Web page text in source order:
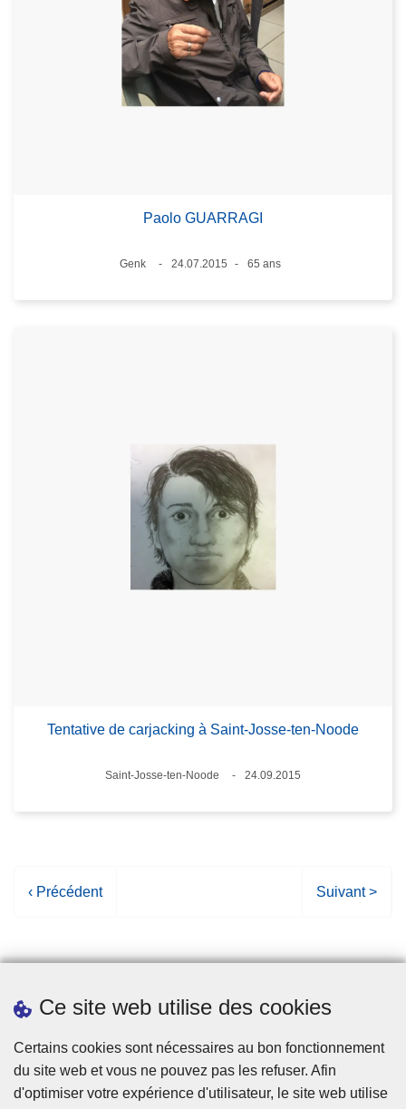
Ce site web utilise des cookies
Certains cookies sont nécessaires au bon fonctionnement
du site web et vous ne pouvez pas les refuser. Afin
d'optimiser votre expérience d'utilisateur, le site web utilise
Paolo GUARRAGI
Lieux
Genk
24.07.2015
65 ans
Tentative de carjacking à Saint-Josse-ten-Noode
Lieux
Saint-Josse-ten-Noode
24.09.2015
P
e
r
c
é
d
‹ Précédent
P
e
u
v
a
n
Suivant >
Statistiques